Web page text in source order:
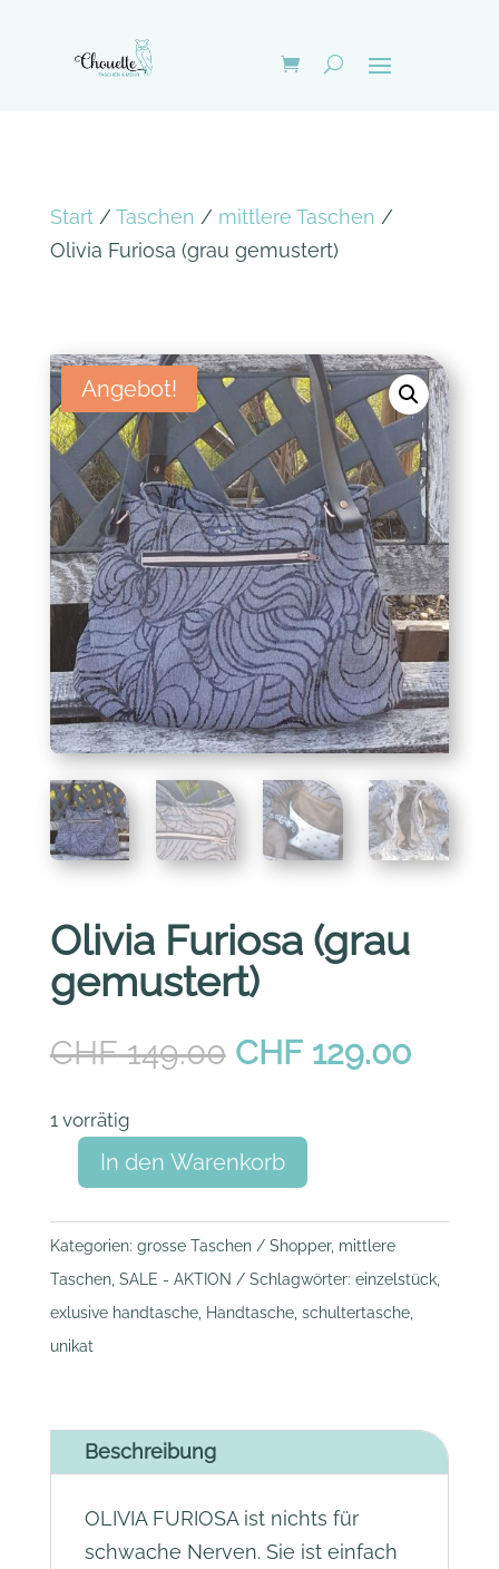
Start/ Taschen / mittlere Taschen /
Olivia Furiosa (grau gemustert)
Angebot!
Olivia Furiosa (grau
gemustert)
CHF149.00 Ursprünglicher
CHF 149.00
CHF129.00
1 vorrätig
Olivia
(grau
gemustert)
Menge
In den Warenkorb
l
t
e
r
n
:
Kategorien: grosse Taschen / Shopper, mittlere
Taschen, SALE - AKTION Schlagwörter: einzelstück,
exlusive handtasche, Handtasche, schultertasche,
unikat
Beschreibung
OLIVIA FURIOSA ist nichts für
schwache Nerven. Sie ist einfach